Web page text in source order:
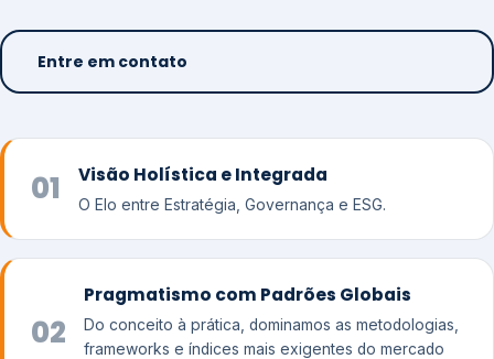
Entre em contato
01 Visão Holística e Integrada
O Elo entre Estratégia, Governança e ESG.
02
Pragmatismo com Padrões Globais
Do conceito à prática, dominamos as metodologias,
frameworks e índices mais exigentes do mercado